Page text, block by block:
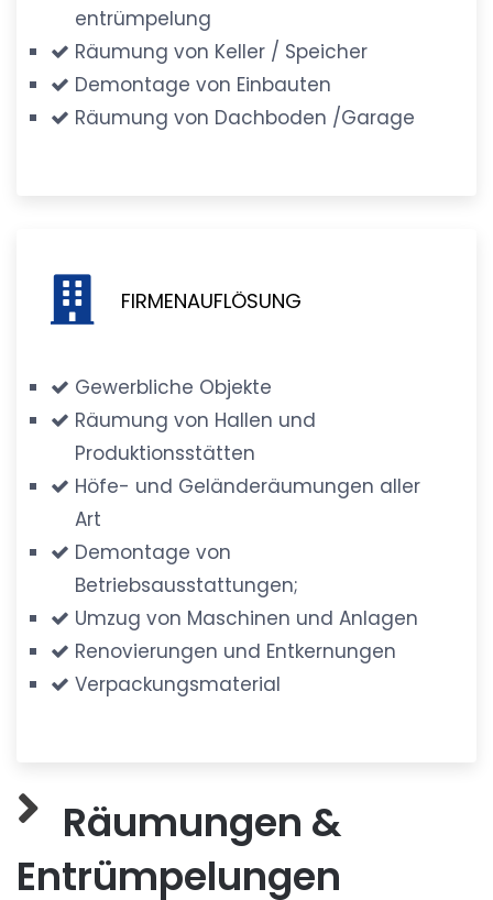
entrümpelung
Räumung von Keller / Speicher
Demontage von Einbauten
Räumung von Dachboden /Garage
FIRMENAUFLÖSUNG
Gewerbliche Objekte
Räumung von Hallen und
Produktionsstätten
Höfe- und Geländeräumungen aller
Art
Demontage von
Betriebsausstattungen;
Umzug von Maschinen und Anlagen
Renovierungen und Entkernungen
Verpackungsmaterial
Räumungen &
Entrümpelungen